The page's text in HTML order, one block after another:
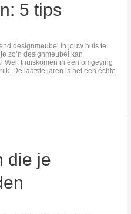
5 tips
designmeubel in jouw huis te
zo’n designmeubel kan
Wel, thuiskomen in een omgeving
De laatste jaren is het een échte
die je